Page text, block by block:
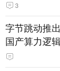
3
字节跳动推
国产算力逻